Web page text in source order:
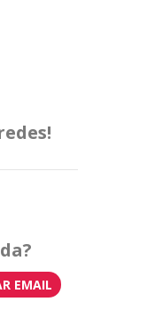
EMAIL